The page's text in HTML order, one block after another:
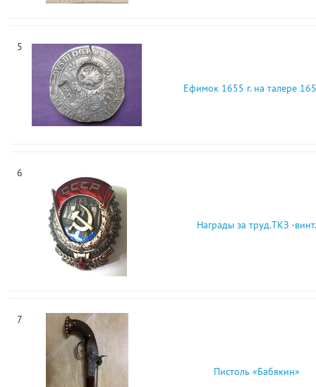
5
Ефимок 1655 г. на талере
6
Награды за труд.ТКЗ -винт.
7
Пистоль «Бабякин»